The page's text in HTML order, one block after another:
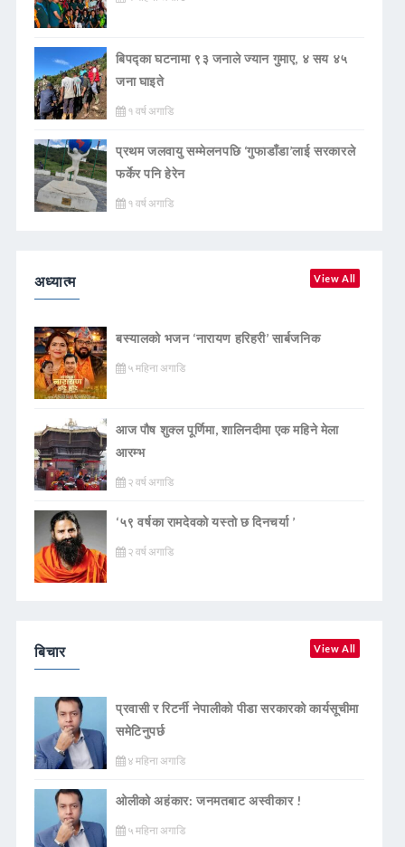
बिपद्का घटनामा ९३ जनाले ज्यान गुमाए, ४ सय ४५
जना घाइते
१ वर्ष अगाडि
प्रथम जलवायु सम्मेलनपछि ‘गुफाडाँडा’लाई सरकारले
फर्केर पनि हेरेन
१ वर्ष अगाडि
अध्यात्म View All
बस्यालको भजन ‘नारायण हरिहरी’ सार्बजनिक
५ महिना अगाडि
आज पौष शुक्ल पूर्णिमा, शालिनदीमा एक महिने मेला
आरम्भ
२ वर्ष अगाडि
‘५९ वर्षका रामदेवकाे यस्ताे छ दिनचर्या ’
२ वर्ष अगाडि
बिचार View All
प्रवासी र रिटर्नी नेपालीको पीडा सरकारको कार्यसूचीमा
समेटिनुपर्छ
४ महिना अगाडि
ओलीको अहंकार: जनमतबाट अस्वीकार !
५ महिना अगाडि